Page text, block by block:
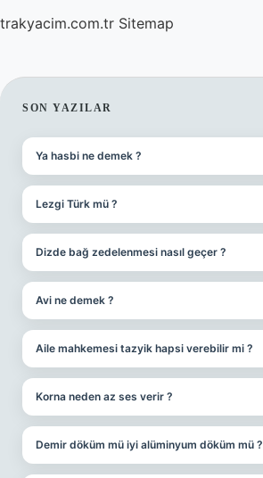
trakyacim.com.tr Sitemap
SIDEBAR
SON YAZILAR
Ya hasbi ne demek ?
Lezgi Türk mü ?
Dizde bağ zedelenmesi nasıl geçer ?
Avi ne demek ?
Aile mahkemesi tazyik hapsi verebilir mi ?
Korna neden az ses verir ?
Demir döküm mü iyi alüminyum döküm mü ?